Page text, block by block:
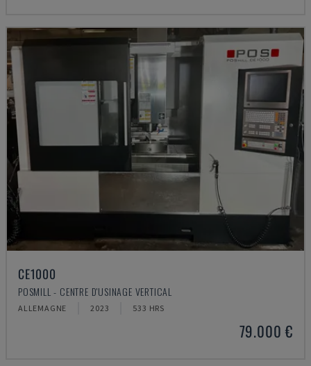
CE1000
POSMILL - CENTRE D'USINAGE VERTICAL
ALLEMAGNE 2023 533 HRS
79.000 €